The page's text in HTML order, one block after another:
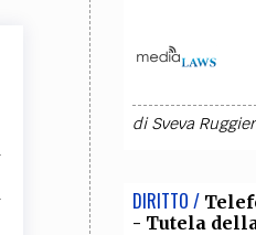
diSveva
DIRITTO /
- Tutela